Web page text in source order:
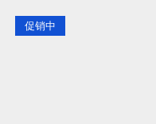
促销中